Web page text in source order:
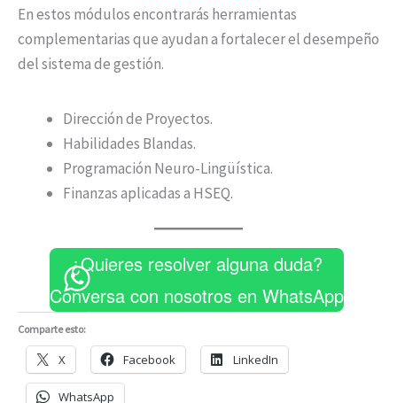
En estos módulos encontrarás herramientas
complementarias que ayudan a fortalecer el desempeño
del sistema de gestión.
Dirección de Proyectos.
Habilidades Blandas.
Programación Neuro-Lingüística.
Finanzas aplicadas a HSEQ.
¿Quieres resolver alguna duda?
Conversa con nosotros en WhatsApp
Comparte esto:
X Facebook LinkedIn
WhatsApp